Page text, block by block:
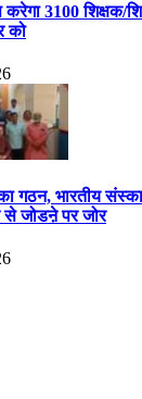
3100 शिक्षक/
को
का गठन, भारतीय
से जोडऩे पर जोर